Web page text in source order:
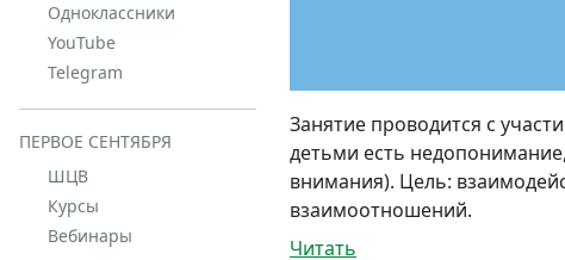
Одноклассники
YouTube
Telegram
ПЕРВОЕ СЕНТЯБРЯ
ШЦВ
Курсы
Вебинары
Занятие проводится с
детьми есть
внимания). Цель:
взаимоотношений.
Читать